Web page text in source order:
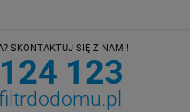
SKONTAKTUJ SIĘ Z NAMI!
123